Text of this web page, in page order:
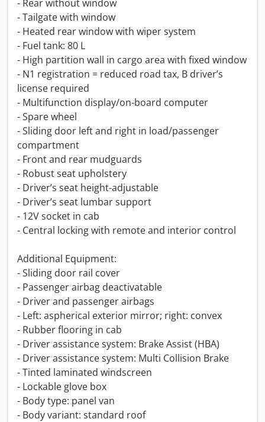
- Rear without window
- Tailgate with window
- Heated rear window with wiper system
- Fuel tank: 80 L
- High partition wall in cargo area with fixed window
- N1 registration = reduced road tax, B driver’s
license required
- Multifunction display/on-board computer
- Spare wheel
- Sliding door left and right in load/passenger
compartment
- Front and rear mudguards
- Robust seat upholstery
- Driver’s seat height-adjustable
- Driver’s seat lumbar support
- 12V socket in cab
- Central locking with remote and interior control
Additional Equipment:
- Sliding door rail cover
- Passenger airbag deactivatable
- Driver and passenger airbags
- Left: aspherical exterior mirror; right: convex
- Rubber flooring in cab
- Driver assistance system: Brake Assist (HBA)
- Driver assistance system: Multi Collision Brake
- Tinted laminated windscreen
- Lockable glove box
- Body type: panel van
- Body variant: standard roof